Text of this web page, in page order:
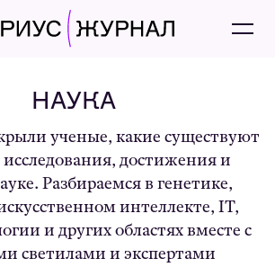
НАУКА
ученые, какие существуют
достижения и
Разбираемся в генетике,
интеллекте, IT,
и других областях вместе с
светилами и экспертами